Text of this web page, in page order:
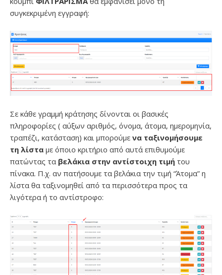
συγκεκριμένη εγγραφή:
Σε κάθε γραμμή κράτησης δίνονται οι βασικές
πληροφορίες ( αύξων αριθμός, όνομα, άτομα, ημερομηνία,
τραπέζι, κατάσταση) και μπορούμε να ταξινομήσουμε
τη λίστα με όποιο κριτήριο από αυτά επιθυμούμε
πατώντας τα βελάκια στην αντίστοιχη τιμή του
πίνακα. Π.χ. αν πατήσουμε τα βελάκια την τιμή “Άτομα” η
λίστα θα ταξινομηθεί από τα περισσότερα προς τα
λιγότερα ή το αντίστροφο: